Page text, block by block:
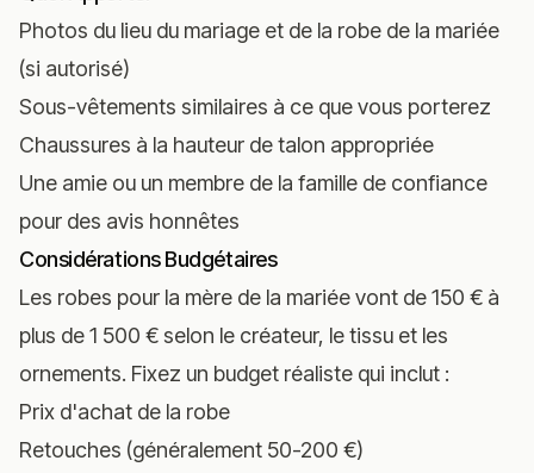
Photos du lieu du mariage et de la robe de la mariée
(si autorisé)
Sous-vêtements similaires à ce que vous porterez
Chaussures à la hauteur de talon appropriée
Une amie ou un membre de la famille de confiance
pour des avis honnêtes
Considérations Budgétaires
Les robes pour la mère de la mariée vont de 150 € à
plus de 1 500 € selon le créateur, le tissu et les
ornements. Fixez un budget réaliste qui inclut :
Prix d'achat de la robe
Retouches (généralement 50-200 €)